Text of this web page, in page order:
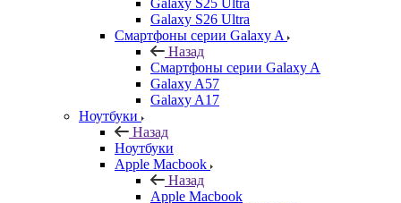
Galaxy S25 Ultra
Galaxy S26 Ultra
Смартфоны серии Galaxy A
Назад
Смартфоны серии Galaxy A
Galaxy A57
Galaxy A17
Ноутбуки
Назад
Ноутбуки
Apple Macbook
Назад
Apple Macbook